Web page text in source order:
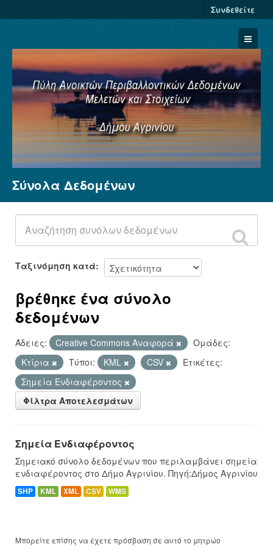
Συνδεθείτε
Σύνολα Δεδομένων
Φορείς
Ομάδες
Σχετικά
Σύνολα Δεδομένων
Ταξινόμηση κατά
βρέθηκε ένα σύνολο
δεδομένων
Άδειες: Creative Commons Αναφορά
Ομάδες:
Κτίρια
Τύποι: KML CSV
Ετικέτες:
Σημεία Ενδιαφέροντος
Φίλτρα Αποτελεσμάτων
Σημεία Ενδιαφέροντος
Σημειακό σύνολο δεδομένων που περιλαμβάνει σημεία
ενδιαφέροντος στο Δήμο Αγρινίου. Πηγή:Δήμος Αγρινίου
SHP KML XML CSV WMS
Μπορείτε επίσης να έχετε πρόσβαση σε αυτό το μητρώο